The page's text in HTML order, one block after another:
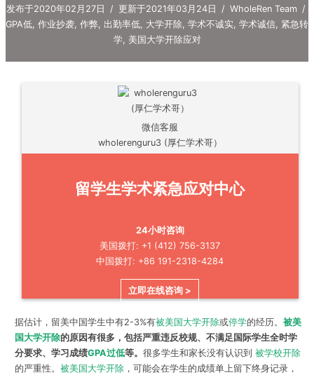
发布于2020年02月27日 / 更新于2021年03月24日 / WholeRen Team /
GPA低, 作业抄袭, 作弊, 出勤率低, 大学开除, 学术不诚实, 学术诚信, 紧急转
学, 美国大学开除应对
微信客服
wholerenguru3 (厚仁学术哥）
留学生学术紧急应对中心
24小时咨询
美国拨打: +1 (412) 756-3137
中国拨打: +86 191-2318-4284
立即在线咨询 >
据估计，留美中国学生中有2-3%有被美国大学开除或停学的经历。 被美
国大学开除的原因有很多，包括严重违反校规、不满足国际学生全时学
分要求、学习成绩GPA过低等。 很多学生和家长没有认识到 被学校开除
的严重性。 被美国大学开除，可能会在学生的成绩单上留下终身记录，